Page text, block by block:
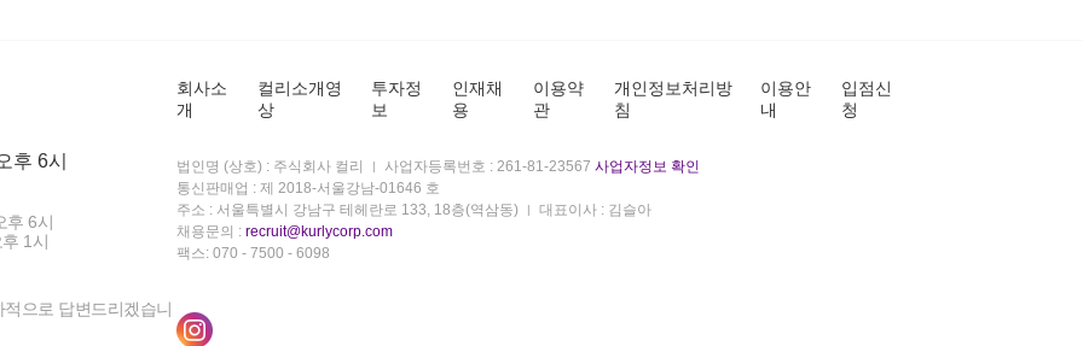
후 6시
후 6시
1시
으로 답변드리겠습니
회사소
개
컬리소개영
상
투자정
보
인재채
용
이용약
관
개인정보처리방
침
이용안
내
입점신
청
법인명 (상호) : 주식회사 컬리 사업자등록번호 : 261-81-23567 사업자정보 확인
통신판매업 : 제 2018-서울강남-01646 호
주소 : 서울특별시 강남구 테헤란로 133, 18층(역삼동)
대표이사 : 김슬아
채용문의 : recruit@kurlycorp.com
팩스: 070 - 7500 - 6098